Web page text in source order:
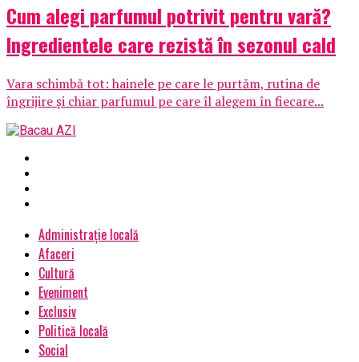
Cum alegi parfumul potrivit pentru vară?
Ingredientele care rezistă în sezonul cald
Vara schimbă tot: hainele pe care le purtăm, rutina de
îngrijire și chiar parfumul pe care îl alegem în fiecare...
Administrație locală
Afaceri
Cultură
Eveniment
Exclusiv
Politică locală
Social